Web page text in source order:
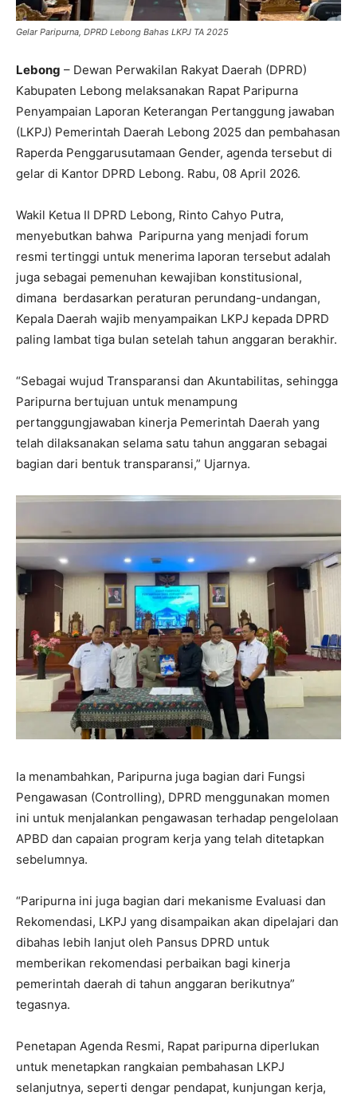
Gelar Paripurna, DPRD Lebong Bahas LKPJ TA 2025
Lebong – Dewan Perwakilan Rakyat Daerah (DPRD)
Kabupaten Lebong melaksanakan Rapat Paripurna
Penyampaian Laporan Keterangan Pertanggung jawaban
(LKPJ) Pemerintah Daerah Lebong 2025 dan pembahasan
Raperda Penggarusutamaan Gender, agenda tersebut di
gelar di Kantor DPRD Lebong. Rabu, 08 April 2026.
Wakil Ketua II DPRD Lebong, Rinto Cahyo Putra,
menyebutkan bahwa Paripurna yang menjadi forum
resmi tertinggi untuk menerima laporan tersebut adalah
juga sebagai pemenuhan kewajiban konstitusional,
dimana berdasarkan peraturan perundang-undangan,
Kepala Daerah wajib menyampaikan LKPJ kepada DPRD
paling lambat tiga bulan setelah tahun anggaran berakhir.
“Sebagai wujud Transparansi dan Akuntabilitas, sehingga
Paripurna bertujuan untuk menampung
pertanggungjawaban kinerja Pemerintah Daerah yang
telah dilaksanakan selama satu tahun anggaran sebagai
bagian dari bentuk transparansi,” Ujarnya.
Ia menambahkan, Paripurna juga bagian dari Fungsi
Pengawasan (Controlling), DPRD menggunakan momen
ini untuk menjalankan pengawasan terhadap pengelolaan
APBD dan capaian program kerja yang telah ditetapkan
sebelumnya.
“Paripurna ini juga bagian dari mekanisme Evaluasi dan
Rekomendasi, LKPJ yang disampaikan akan dipelajari dan
dibahas lebih lanjut oleh Pansus DPRD untuk
memberikan rekomendasi perbaikan bagi kinerja
pemerintah daerah di tahun anggaran berikutnya”
tegasnya.
Penetapan Agenda Resmi, Rapat paripurna diperlukan
untuk menetapkan rangkaian pembahasan LKPJ
selanjutnya, seperti dengar pendapat, kunjungan kerja,